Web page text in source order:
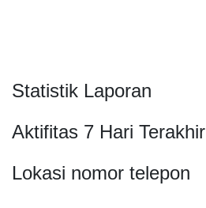
Statistik Laporan
Aktifitas 7 Hari Terakhir
Lokasi nomor telepon